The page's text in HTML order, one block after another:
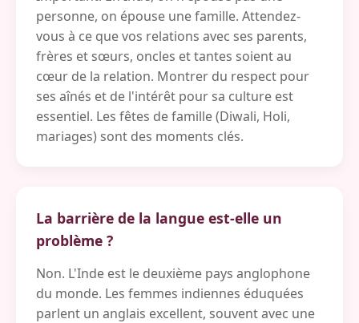
personne, on épouse une famille. Attendez-
vous à ce que vos relations avec ses parents,
frères et sœurs, oncles et tantes soient au
cœur de la relation. Montrer du respect pour
ses aînés et de l'intérêt pour sa culture est
essentiel. Les fêtes de famille (Diwali, Holi,
mariages) sont des moments clés.
La barrière de la langue est-elle un
problème ?
Non. L'Inde est le deuxième pays anglophone
du monde. Les femmes indiennes éduquées
parlent un anglais excellent, souvent avec une